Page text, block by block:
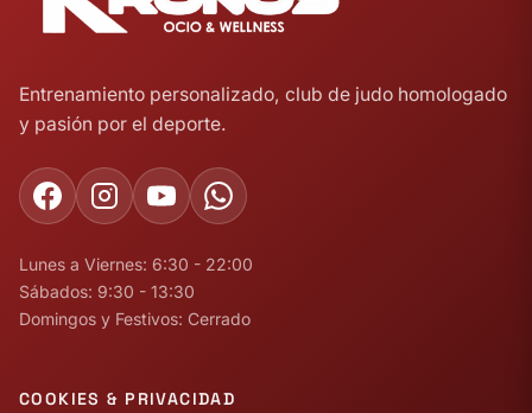
Entrenamiento personalizado, club de judo homologado
y pasión por el deporte.
Lunes a Viernes: 6:30 - 22:00
Sábados: 9:30 - 13:30
Domingos y Festivos: Cerrado
COOKIES & PRIVACIDAD